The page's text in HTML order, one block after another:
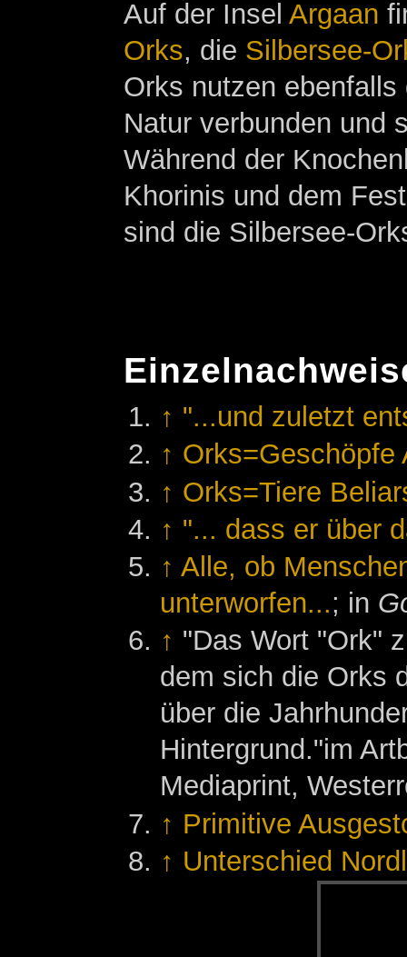
Auf der Insel Argaan
Orks, die Silbersee-
Orks nutzen
Natur verbunden und
Während der
Khorinis und dem
sind die Silbersee-
↑ "...und zuletzt
↑ Orks=Geschöpfe
↑ Orks=Tiere
↑ "... dass er über
↑ Alle, ob
unterworfen...; in
↑ "Das Wort "Ork"
dem sich die Orks
über die
Hintergrund."im
Mediaprint,
↑ Primitive
↑ Unterschied